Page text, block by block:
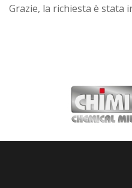
Grazie, la richiesta è stata